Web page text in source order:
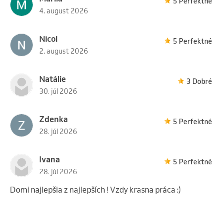
4. august 2026
Nicol
2. august 2026
5 Perfektné
Natálie
30. júl 2026
3 Dobré
Zdenka
28. júl 2026
5 Perfektné
Ivana
28. júl 2026
5 Perfektné
Domi najlepšia z najlepších ! Vzdy krasna práca :)